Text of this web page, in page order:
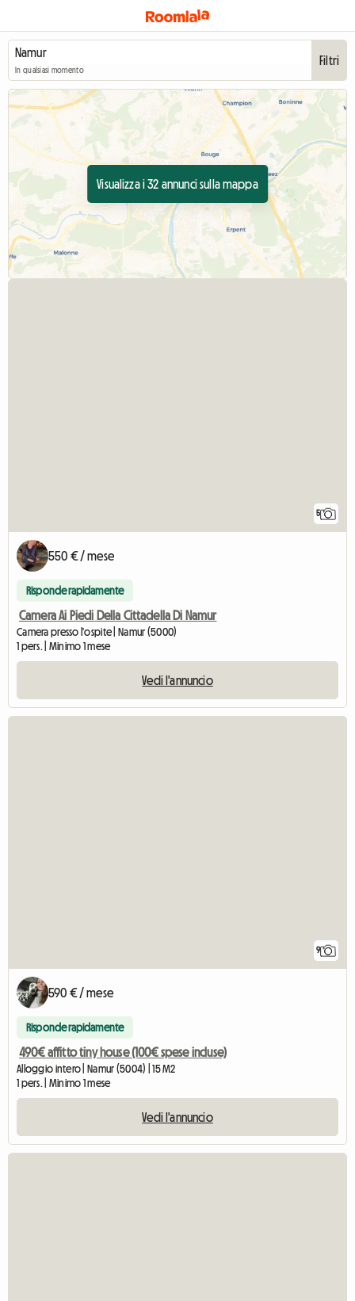
In qualsiasi momento
Filtri
Visualizza i 32 annunci sulla mappa
5
550 € / mese
Risponde rapidamente
Camera Ai Piedi Della Cittadella Di Namur
Camera presso l'ospite | Namur (5000)
1 pers. | Minimo 1 mese
Vedi l'annuncio
9
590 € / mese
Risponde rapidamente
490€ affitto tiny house (100€ spese incluse)
Alloggio intero | Namur (5004) | 15 M2
1 pers. | Minimo 1 mese
Vedi l'annuncio